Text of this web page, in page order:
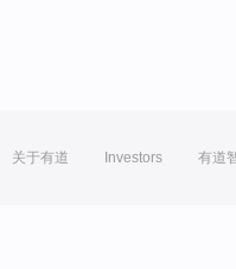
关于有道 Investors 有道